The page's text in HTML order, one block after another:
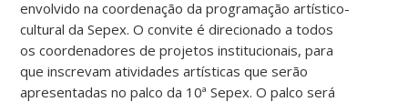
envolvido na coordenação da programação artístico-
cultural da Sepex. O convite é direcionado a todos
os coordenadores de projetos institucionais, para
que inscrevam atividades artísticas que serão
apresentadas no palco da 10ª Sepex. O palco será